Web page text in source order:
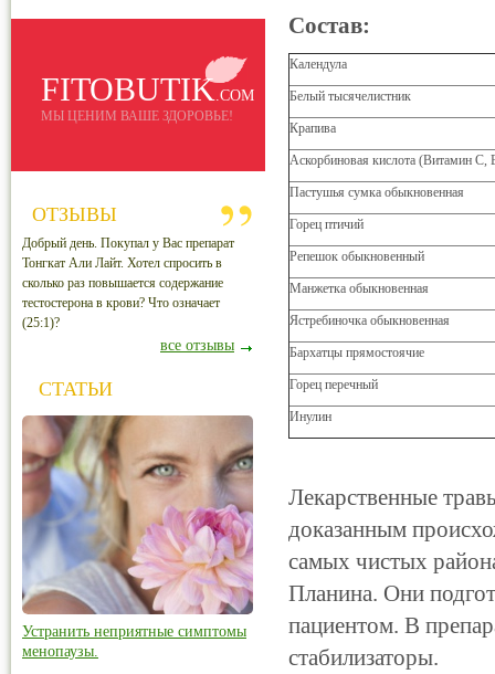
Состав:
Календула
Белый тысячелистник
Крапива
Аскорбиновая кислота (Витамин С,
Пастушья сумка обыкновенная
Горец птичий
Репешок обыкновенный
Манжетка обыкновенная
Ястребиночка обыкновенная
Бархатцы прямостоячие
Горец перечный
Инулин
Лекарственные
доказанным
самых чистых
Планина. Они
пациентом. В
стабилизаторы.
FITOBUTIK.COM
МЫ ЦЕНИМ ВАШЕ ЗДОРОВЬЕ!
ОТЗЫВЫ
Добрый день. Покупал у Вас препарат
Тонгкат Али Лайт. Хотел спросить в
сколько раз повышается содержание
тестостерона в крови? Что означает
(25:1)?
все отзывы
СТАТЬИ
Устранить неприятные симптомы
менопаузы.